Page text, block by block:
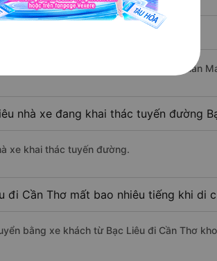
Thơ có giá rẻ nhất?
mức giá là 140.000 đồng của nhà xe Xuân
nhà xe đang khai thác tuyến đường
xe khai thác tuyến đường.
đi Cần Thơ mất bao nhiêu tiếng khi di
bằng xe khách từ Bạc Liêu đi Cần Thơ